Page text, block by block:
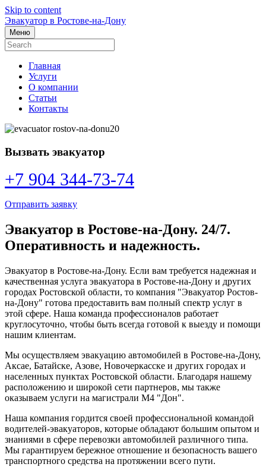
Skip to content
Эвакуатор в Ростове-на-Дону
Меню
Главная
Услуги
О компании
Статьи
Контакты
Вызвать эвакуатор
+7 904 344-73-74
Отправить заявку
Эвакуатор в Ростове-на-Дону. 24/7.
Оперативность и надежность.
Эвакуатор в Ростове-на-Дону. Если вам требуется надежная и
качественная услуга эвакуатора в Ростове-на-Дону и других
городах Ростовской области, то компания "Эвакуатор Ростов-
на-Дону" готова предоставить вам полный спектр услуг в
этой сфере. Наша команда профессионалов работает
круглосуточно, чтобы быть всегда готовой к выезду и помощи
нашим клиентам.
Мы осуществляем эвакуацию автомобилей в Ростове-на-Дону,
Аксае, Батайске, Азове, Новочеркасске и других городах и
населенных пунктах Ростовской области. Благодаря нашему
расположению и широкой сети партнеров, мы также
оказываем услуги на магистрали М4 "Дон".
Наша компания гордится своей профессиональной командой
водителей-эвакуаторов, которые обладают большим опытом и
знаниями в сфере перевозки автомобилей различного типа.
Мы гарантируем бережное отношение и безопасность вашего
транспортного средства на протяжении всего пути.